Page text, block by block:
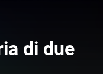
di due